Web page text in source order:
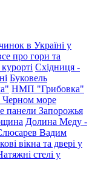
в Україні у
про гори та
Східниця -
Буковель
НМП "Грибовка"
Черном море
панели Запорожья
Долина Меду -
Вадим
вікна та двері у
стелі у